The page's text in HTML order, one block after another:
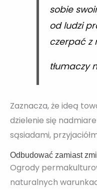
sobie
od ludzi
czerpać z
tłumaczy
Zaznacza, że ideą
dzielenie się
sąsiadami,
Odbudować zamiast
Ogrody
naturalnych